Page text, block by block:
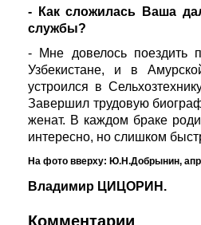
- Как сложилась Ваша
службы?
- Мне довелось поездить
Узбекистане, и в
устроился в
Завершил трудовую
женат. В каждом браке
интересно, но слишком
На фото вверху: Ю.Н.Добрынин,
Владимир ЦИЦОРИН.
Комментарии